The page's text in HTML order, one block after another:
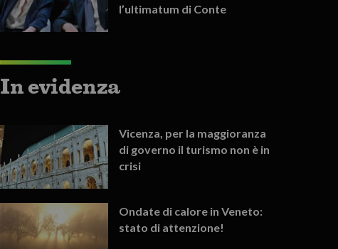
l’ultimatum di Conte
In evidenza
Vicenza, per la maggioranza
di governo il turismo non è in
crisi
Ondate di calore in Veneto:
stato di attenzione!